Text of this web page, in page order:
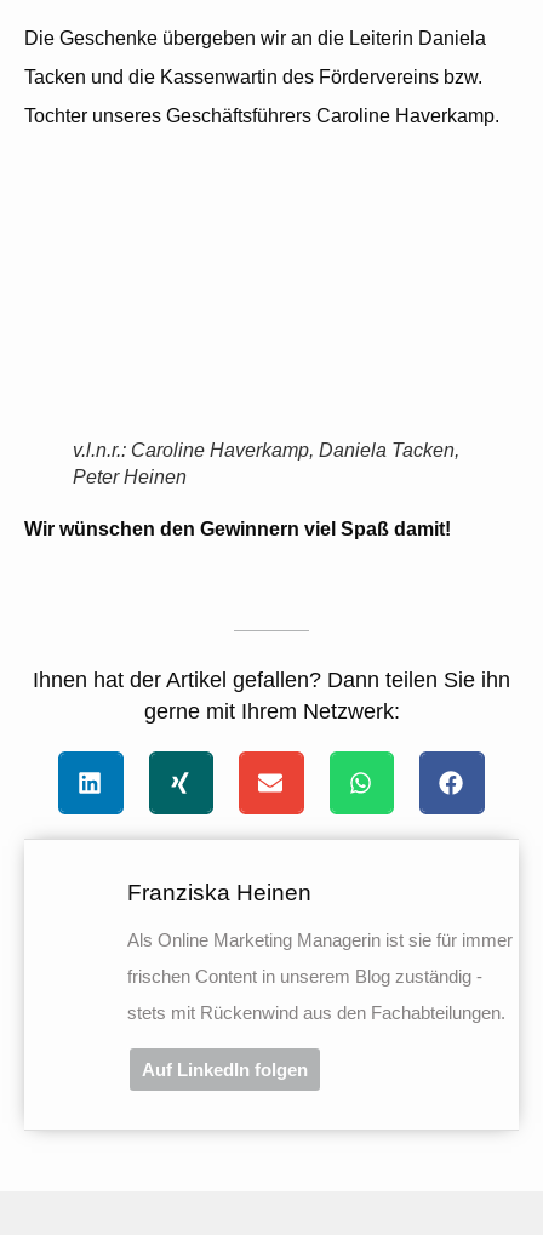
Die Geschenke übergeben wir an die Leiterin Daniela
Tacken und die Kassenwartin des Fördervereins bzw.
Tochter unseres Geschäftsführers Caroline Haverkamp.
v.l.n.r.: Caroline Haverkamp, Daniela Tacken,
Peter Heinen
Wir wünschen den Gewinnern viel Spaß damit!
Ihnen hat der Artikel gefallen? Dann teilen Sie ihn
gerne mit Ihrem Netzwerk:
Franziska Heinen
Als Online Marketing Managerin ist sie für immer
frischen Content in unserem Blog zuständig -
stets mit Rückenwind aus den Fachabteilungen.
Auf LinkedIn folgen